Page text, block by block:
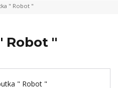
" Robot "
Robot "